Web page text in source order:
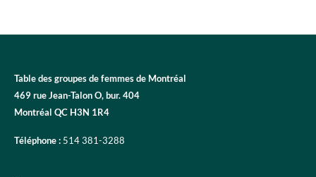
Table des groupes de femmes de Montréal
469 rue Jean-Talon O, bur. 404
Montréal QC H3N 1R4
Téléphone : 514 381-3288